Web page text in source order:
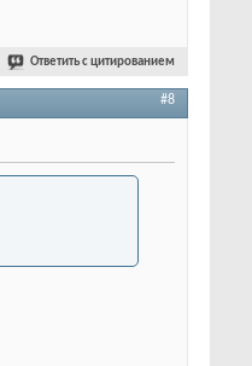
Ответить с цитированием
#8